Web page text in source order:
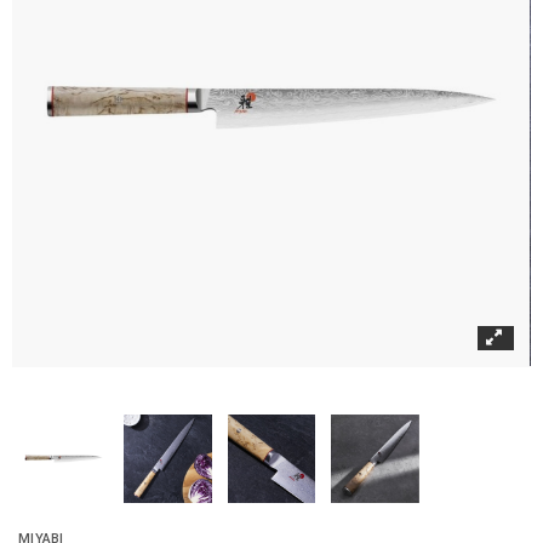
MIYABI